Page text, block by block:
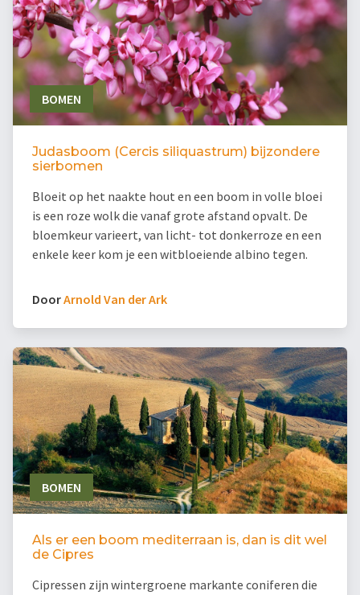
BOMEN
Judasboom (Cercis siliquastrum) bijzondere
sierbomen
Bloeit op het naakte hout en een boom in volle bloei
is een roze wolk die vanaf grote afstand opvalt. De
bloemkeur varieert, van licht- tot donkerroze en een
enkele keer kom je een witbloeiende albino tegen.
DoorArnold Van der Ark
BOMEN
Als er een boom mediterraan is, dan is dit wel
de Cipres
Cipressen zijn wintergroene markante coniferen die